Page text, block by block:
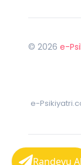
© 2026 e-
e-
Randevu Al